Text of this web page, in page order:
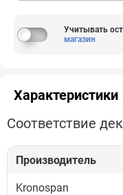
Учитывать
магазин
Характеристики
Соответствие
Производитель
Kronospan